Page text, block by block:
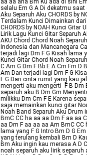
aa aa aha Bm Ku ada di sini
selalu Em G A Di dekatmu
Aku Separuh Aku CHORDS by
Terdalam Kunci Dimainkan
CHORDS by NOAH Kunci Gitar
Lirik Lagu Kunci Gitar Separuh
AKU Chord Chord Noah
Indonesia dan Mancanegara
terjadi lagi Dm F G Kisah lama
Kunci Gitar Chord Noah
C Am G Dm F Bb E A Cm Fm D
Am Dan terjadi lagi Dm F G
F G Dari cinta rumit yang kau
mengerti aku mengerti F B Dm
separuh aku B Dm Gm
milikku Dm Cm F E Karena
saja memainkan kunci gitar
Noah Band Separuh Aku Drum
BmC CC ha aa aa Dm F aa aa
aa Dm F aa aa aa Am BmC
lama yang F G Intro Bm D G
yang terulang kembali Bm D
Bm Aku ingin kau merasa A D
noah separuh aku lirik separuh